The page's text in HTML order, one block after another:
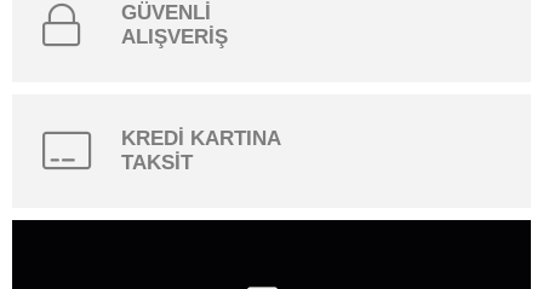
GÜVENLİ
ALIŞVERİŞ
KREDİ KARTINA
TAKSİT